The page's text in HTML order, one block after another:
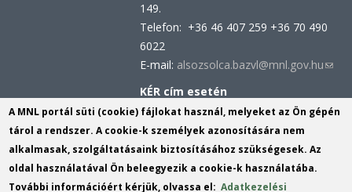
149.
Telefon: +36 46 407 259 +36 70 490
6022
E-mail: alsozsolca.bazvl@mnl.gov.hu(link
e-
KÉR cím esetén
KRID azonosító: 113809158
KÉR azonosító: MNL BAZML
Hivatali kapu cím:
A MNL portál süti (cookie) fájlokat használ, melyeket az Ön gépén
tárol a rendszer. A cookie-k személyek azonosítására nem
alkalmasak, szolgáltatásaink biztosításához szükségesek. Az
oldal használatával Ön beleegyezik a cookie-k használatába.
További információért kérjük, olvassa el:Adatkezelési